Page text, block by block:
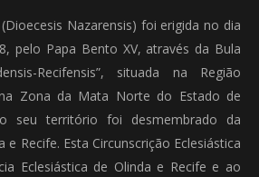
Nazarensis) foi erigida no dia
pelo Papa Bento XV, através da Bula
Recifensis”, situada na Região
Zona da Mata Norte do Estado de
seu território foi desmembrado da
e Recife. Esta Circunscrição Eclesiástica
Eclesiástica de Olinda e Recife e ao